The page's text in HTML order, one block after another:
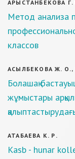
АРЫСТАНБЕКОВА
Метод анализа
классов
АСЫЛБЕКОВА Ж. О.,
Болашақ
жұмыстары
АТАБАЕВА К. Р.
Кasb - hunar